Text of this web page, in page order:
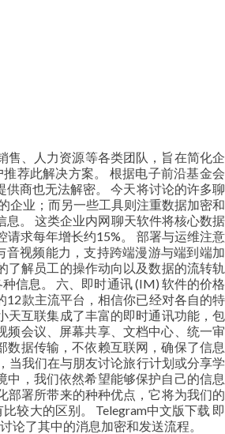
售、人力资源等各类团队，旨在简化企
荐此解决方案。 根据电子前沿基金会
商也无法解密。 今天将讨论的许多聊
企业；而另一些工具则注重数据加密和
。 这类企业内网聊天软件将核心数据
求每年增长约15%。 部署与运维注意
视频能力，支持跨端漫游与端到端加
解员工的操作动向以及数据的流转轨
信息。 六、即时通讯 (IM) 软件的价格
12款主流平台，相信你已经对各自的特
天互联集成了丰富的即时通讯功能，包
频会议、屏幕共享、文档中心、统一审
据传输，不依赖互联网，确保了信息
当我们在与朋友讨论旅行计划或分享学
，我们依然希望能够保护自己的信息
部署所带来的种种优点，它将为我们的
较大的区别。 Telegram中文版下载 即
了其中的消息加密和发送流程。